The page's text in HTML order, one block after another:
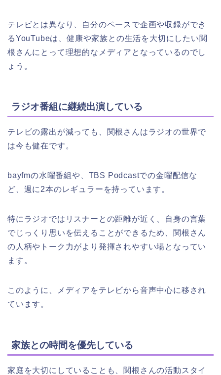
テレビとは異なり、自分のペースで企画や収録ができ
るYouTubeは、健康や家族との生活を大切にしたい関
根さんにとって理想的なメディアとなっているのでし
ょう。
ラジオ番組に継続出演している
テレビの露出が減っても、関根さんはラジオの世界で
は今も健在です。
bayfmの水曜番組や、TBS Podcastでの金曜配信な
ど、週に2本のレギュラーを持っています。
特にラジオではリスナーとの距離が近く、自身の言葉
でじっくり思いを伝えることができるため、関根さん
の人柄やトーク力がより発揮されやすい場となってい
ます。
このように、メディアをテレビから音声中心に移され
ています。
家族との時間を優先している
家庭を大切にしていることも、関根さんの活動スタイ